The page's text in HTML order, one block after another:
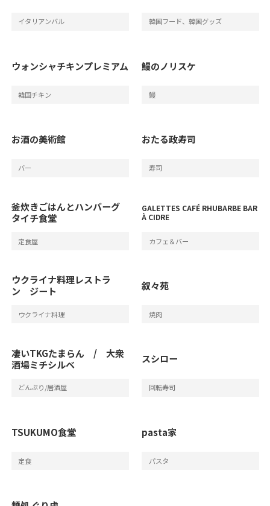
イタリアンバル 韓国フード、韓国グッズ
ウォンシャチキンプレミアム
韓国チキン
鰻のノリスケ
鰻
お酒の美術館
バー
おたる政寿司
寿司
釜炊きごはんとハンバーグ
タイチ食堂
定食屋
GALETTES CAFÉ RHUBARBE BAR
À CIDRE
カフェ＆バー
ウクライナ料理レストラ
ン ジート
ウクライナ料理
叙々苑
焼肉
凄いTKGたまらん / 大衆
酒場ミチシルベ
どんぶり/居酒屋
スシロー
回転寿司
TSUKUMO食堂
定食
pasta家
パスタ